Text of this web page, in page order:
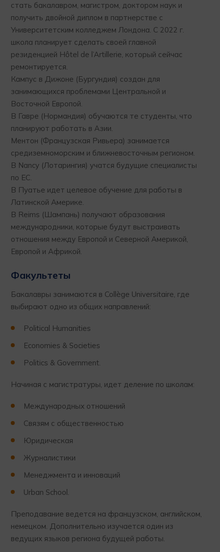
стать бакалавром, магистром, доктором наук и
получить двойной диплом в партнерстве с
Университетским колледжем Лондона. С 2022 г.
школа планирует сделать своей главной
резиденцией Hôtel de l’Artillerie, который сейчас
ремонтируется.
Кампус в Дижоне (Бургундия) создан для
занимающихся проблемами Центральной и
Восточной Европой.
В Гавре (Нормандия) обучаются те студенты, что
планируют работать в Азии.
Ментон (Французская Ривьера) занимается
средиземноморским и ближневосточным регионом.
В Nancy (Лотарингия) учатся будущие специалисты
по ЕС.
В Пуатье идет целевое обучение для работы в
Латинской Америке.
В Reims (Шампань) получают образования
международники, которые будут выстраивать
отношения между Европой и Северной Америкой,
Европой и Африкой.
Факультеты
Бакалавры занимаются в Collège Universitaire, где
выбирают одно из общих направлений:
Political Humanities
Economies & Societies
Politics & Government.
Начиная с магистратуры, идет деление по школам:
Международных отношений
Связям с общественностью
Юридическая
Журналистики
Менеджмента и инноваций
Urban School.
Преподавание ведется на французском, английском,
немецком. Дополнительно изучается один из
ведущих языков региона будущей работы.